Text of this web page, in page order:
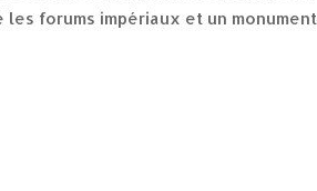
forums impériaux et un monument